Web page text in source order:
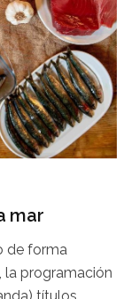
mar
de forma
, la programación